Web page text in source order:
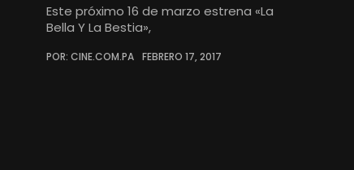
Este próximo 16 de marzo estrena «La
Bella Y La Bestia»,
POR: CINE.COM.PA FEBRERO 17, 2017